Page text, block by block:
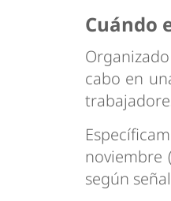
Cuándo
cabo en
noviembre
según